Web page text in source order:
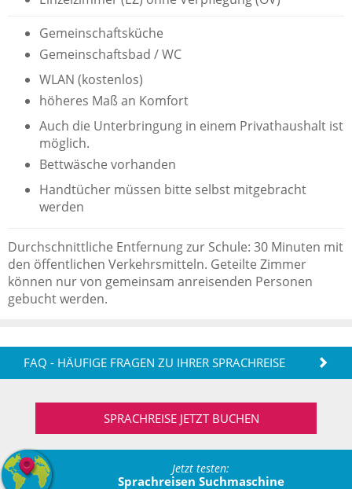
Gemeinschaftsküche
Gemeinschaftsbad / WC
WLAN (kostenlos)
höheres Maß an Komfort
Auch die Unterbringung in einem Privathaushalt ist
möglich.
Bettwäsche vorhanden
Handtücher müssen bitte selbst mitgebracht
werden
Durchschnittliche Entfernung zur Schule: 30 Minuten mit
den öffentlichen Verkehrsmitteln. Geteilte Zimmer
können nur von gemeinsam anreisenden Personen
gebucht werden.
FAQ - HÄUFIGE FRAGEN ZU IHRER SPRACHREISE
SPRACHREISE JETZT BUCHEN
Jetzt testen:
Sprachreisen Suchmaschine